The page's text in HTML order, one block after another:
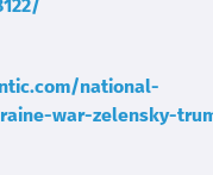
national-
war-zelensky-